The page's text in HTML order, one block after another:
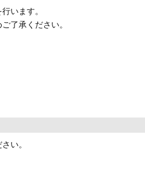
います。
了承ください。
い。